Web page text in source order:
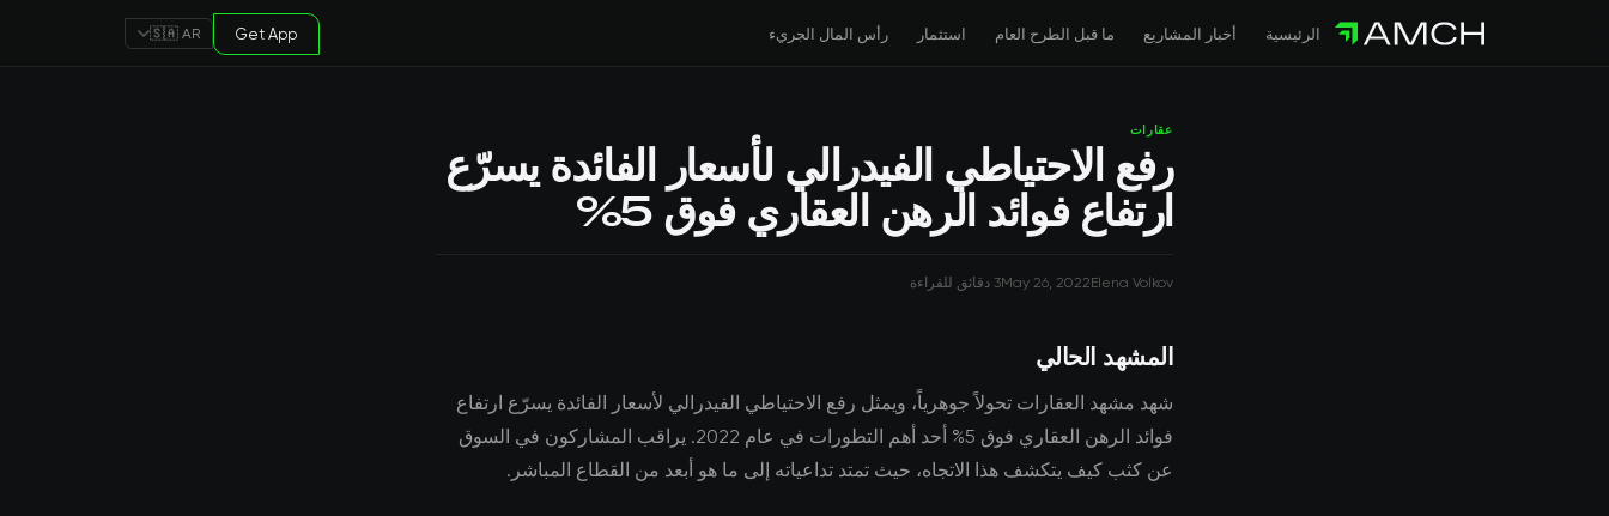
الرئيسية أخبار المشاريع ما قبل الطرح العام استثمار رأس المال الجريء 🇸🇦 AR Get App
عقارات
رفع الاحتياطي الفيدرالي لأسعار الفائدة يسرّع
ارتفاع فوائد الرهن العقاري فوق 5%
Elena Volkov
May 26, 20223 دقائق للقراءة
المشهد الحالي
شهد مشهد العقارات تحولاً جوهرياً، ويمثل رفع الاحتياطي الفيدرالي لأسعار الفائدة يسرّع ارتفاع
فوائد الرهن العقاري فوق 5% أحد أهم التطورات في عام 2022. يراقب المشاركون في السوق
عن كثب كيف يتكشف هذا الاتجاه، حيث تمتد تداعياته إلى ما هو أبعد من القطاع المباشر.